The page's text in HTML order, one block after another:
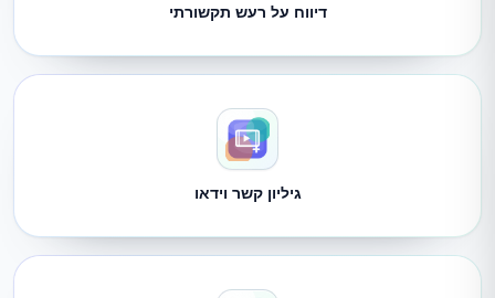
דיווח על רעש תקשורתי
גיליון קשר וידאו